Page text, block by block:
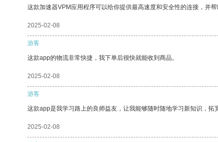
这款加速器VPM应用程序可以给你提供最高速度和安全性的连接，并帮
2025-02-08
游客
这款app的物流非常快捷，我下单后很快就能收到商品。
2025-02-08
游客
这款app是我学习路上的良师益友，让我能够随时随地学习新知识，拓
2025-02-08